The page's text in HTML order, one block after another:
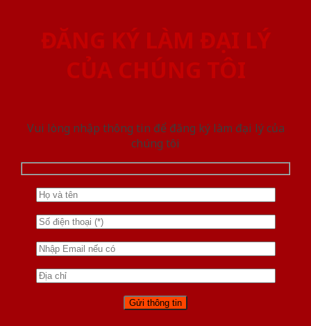
ĐĂNG KÝ LÀM ĐẠI LÝ
CỦA CHÚNG TÔI
Vui lòng nhập thông tin để đăng ký làm đại lý của
chúng tôi